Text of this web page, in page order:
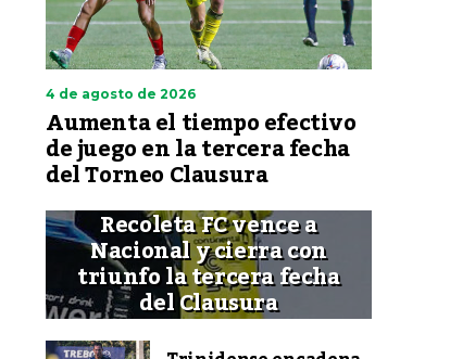
4 de agosto de 2026
Aumenta el tiempo efectivo
de juego en la tercera fecha
del Torneo Clausura
Recoleta FC vence a
Nacional y cierra con
triunfo la tercera fecha
del Clausura